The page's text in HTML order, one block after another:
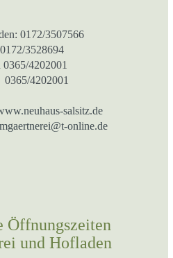
0172/3507566
3528694
0365/4202001
4202001
salsitz.de
online.de
Öffnungszeiten
und Hofladen